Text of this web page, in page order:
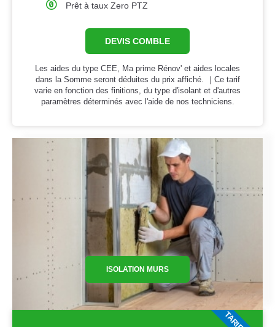
Prêt à taux Zero PTZ
DEVIS COMBLE
Les aides du type CEE, Ma prime Rénov' et aides locales
dans la Somme seront déduites du prix affiché. ｜Ce tarif
varie en fonction des finitions, du type d'isolant et d'autres
paramètres déterminés avec l'aide de nos techniciens.
ISOLATION MURS